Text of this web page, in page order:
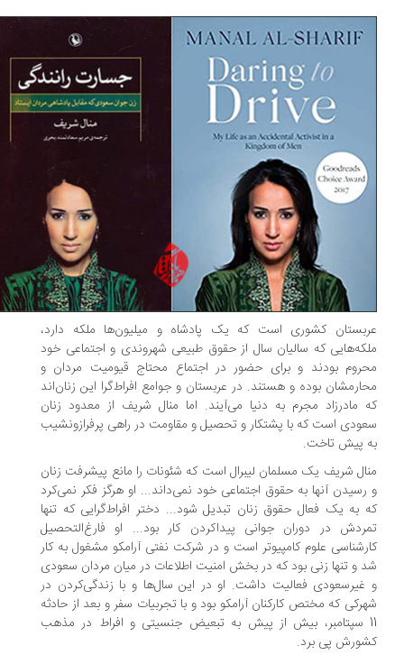
کشوری است که یک پادشاه و میلیون‌ها ملکه دارد،
که سالیان سال از حقوق طبیعی شهروندی و اجتماعی خود
بودند و برای حضور در اجتماع محتاج قیومیت مردان و
بوده و هستند. در عربستان و جوامع افراط‌گرا این زنان‌اند
مادرزاد مجرم به دنیا می‌آیند. اما منال شریف از معدود زنان
است که با پشتکار و تحصیل و مقاومت در راهی پرفرازونشیب
پیش تاخت.
شریف یک مسلمان لیبرال است که شئونات را مانع پیشرفت زنان
آنها به حقوق اجتماعی خود نمی‌داند... او هرگز فکر نمی‌کرد
به یک فعال حقوق زنان تبدیل شود... دختر افراط‌گرایی که تنها
در دوران جوانی پیداکردن کار بود... او فارغ‌التحصیل
علوم کامپیوتر است و در شرکت نفتی آرامکو مشغول به کار
و تنها زنی بود که در بخش امنیت اطلاعات در میان مردان سعودی
فعالیت داشت. او در این سال‌ها و با زندگی‌کردن در
که مختص کارکنان آرامکو بود و با تجربیات سفر و بعد از حادثه
11 سپتامبر، بیش از پیش به تبعیض جنسیتی و افراط در مذهب
پی برد.